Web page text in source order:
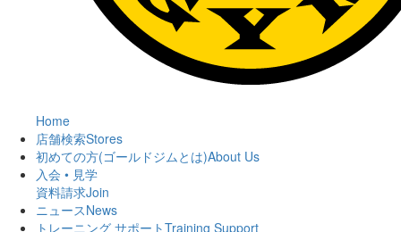
Home
店舗検索Stores
初めての方(ゴールドジムとは)About Us
入会 • 見学
資料請求Join
ニュースNews
トレーニング サポートTraining Support